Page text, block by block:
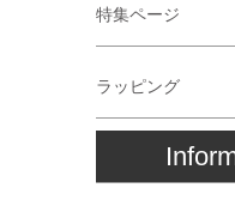
特集ページ
ラッピング